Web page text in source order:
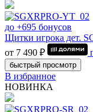
до +695 бонусов
Щитки игрока дет.
от 7 490 ₽
быстрый просмотр
В избранное
НОВИНКА